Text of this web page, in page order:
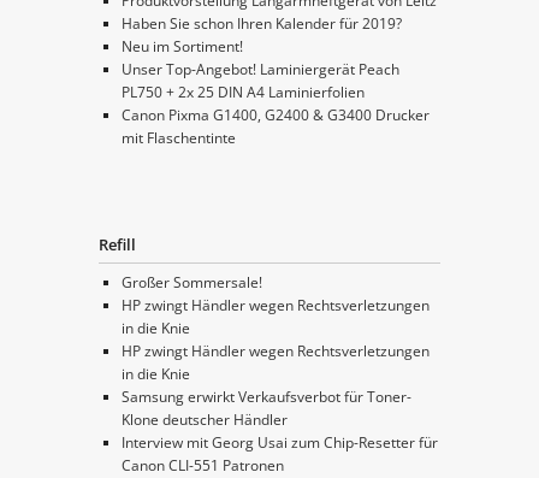
Haben Sie schon Ihren Kalender für 2019?
Neu im Sortiment!
Unser Top-Angebot! Laminiergerät Peach
PL750 + 2x 25 DIN A4 Laminierfolien
Canon Pixma G1400, G2400 & G3400 Drucker
mit Flaschentinte
Refill
Großer Sommersale!
HP zwingt Händler wegen Rechtsverletzungen
in die Knie
HP zwingt Händler wegen Rechtsverletzungen
in die Knie
Samsung erwirkt Verkaufsverbot für Toner-
Klone deutscher Händler
Interview mit Georg Usai zum Chip-Resetter für
Canon CLI-551 Patronen